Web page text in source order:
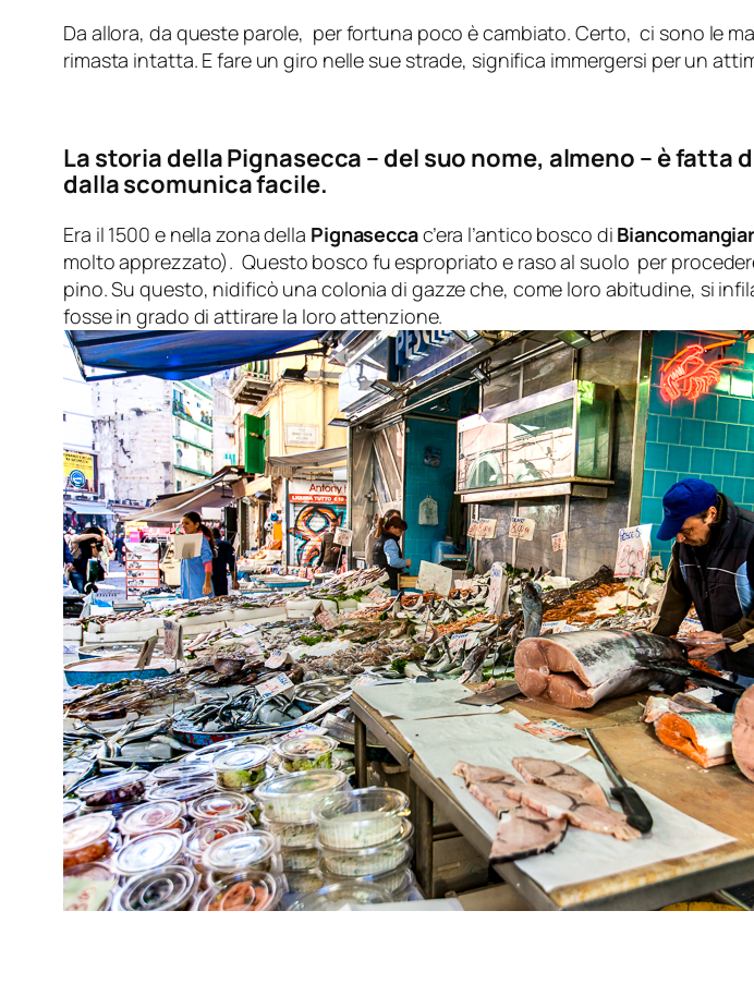
Da allora, da queste parole, per fortuna poco è cambiato. Certo, ci sono le
rimasta intatta. E fare un giro nelle sue strade, significa immergersi per un
La storia della Pignasecca – del suo nome, almeno – è
dalla scomunica facile.
Era il 1500 e nella zona della Pignaseccac’era l’antico bosco di
molto apprezzato). Questo bosco fu espropriato e raso al suolo per
pino. Su questo, nidificò una colonia di gazze che, come loro abitudine, si
fosse in grado di attirare la loro attenzione.